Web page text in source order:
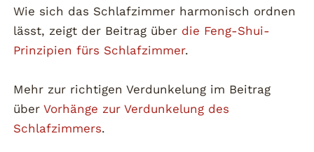
Wie sich das Schlafzimmer harmonisch ordnen
lässt, zeigt der Beitrag über die Feng-Shui-
Prinzipien fürs Schlafzimmer.
Mehr zur richtigen Verdunkelung im Beitrag
überVorhänge zur Verdunkelung des
Schlafzimmers.